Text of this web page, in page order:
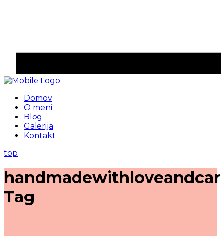
Domov
O meni
Blog
Galerija
Kontakt
top
Tag